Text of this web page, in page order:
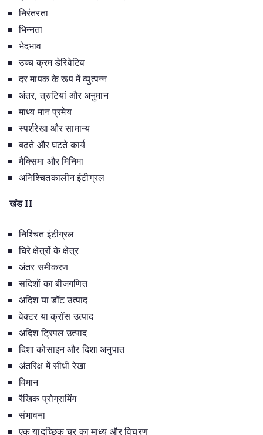
निरंतरता
भिन्नता
भेदभाव
उच्च क्रम डेरिवेटिव
दर मापक के रूप में व्युत्पन्न
अंतर, त्रुटियां और अनुमान
माध्य मान प्रमेय
स्पर्शरेखा और सामान्य
बढ़ते और घटते कार्य
मैक्सिमा और मिनिमा
अनिश्चितकालीन इंटीग्रल
खंड II
निश्चित इंटीग्रल
घिरे क्षेत्रों के क्षेत्र
अंतर समीकरण
सदिशों का बीजगणित
अदिश या डॉट उत्पाद
वेक्टर या क्रॉस उत्पाद
अदिश ट्रिपल उत्पाद
दिशा कोसाइन और दिशा अनुपात
अंतरिक्ष में सीधी रेखा
विमान
रैखिक प्रोग्रामिंग
संभावना
एक यादृच्छिक चर का माध्य और विचरण